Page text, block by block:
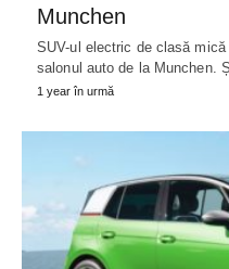
Munchen
SUV-ul electric de clasă
salonul auto de la Munchen.
1 year în urmă